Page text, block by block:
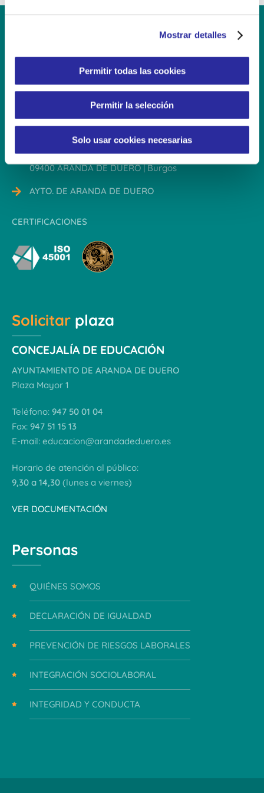
e
e
Mostrar detalles
Permitir todas las cookies
Permitir la selección
Solo usar cookies necesarias
947 561 578
infoallendeduero@eikoala.es
C/ Santander esq. Avda. Valladolid
09400 ARANDA DE DUERO | Burgos
AYTO. DE ARANDA DE DUERO
CERTIFICACIONES
Solicitar plaza
CONCEJALÍA DE EDUCACIÓN
AYUNTAMIENTO DE ARANDA DE DUERO
Plaza Mayor 1
Teléfono: 947 50 01 04
Fax: 947 51 15 13
E-mail: educacion@arandadeduero.es
Horario de atención al público:
9,30 a 14,30 (lunes a viernes)
VER DOCUMENTACIÓN
Personas
QUIÉNES SOMOS
DECLARACIÓN DE IGUALDAD
PREVENCIÓN DE RIESGOS LABORALES
INTEGRACIÓN SOCIOLABORAL
INTEGRIDAD Y CONDUCTA